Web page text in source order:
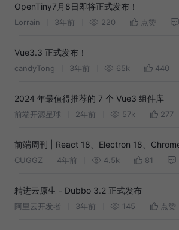
OpenTiny7月8日即将正式发布！
Lorrain 3年前 220 点赞
Vue3.3 正式发布！
candyTong 3年前 65k 440
2024 年最值得推荐的 7 个 Vue3 组件库
前端开源星球 2年前 57k 277
前端周刊 | React 18、Electron 18、
Vitest 发布全新中文文档
CUGGZ 4年前 4.5k 81
精进云原生 - Dubbo 3.2 正式发布
阿里云开发者 3年前 145 点赞